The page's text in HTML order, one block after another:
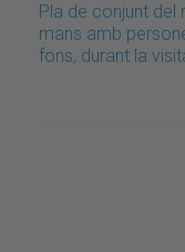
Pla de conjunt
mans amb
fons, durant la